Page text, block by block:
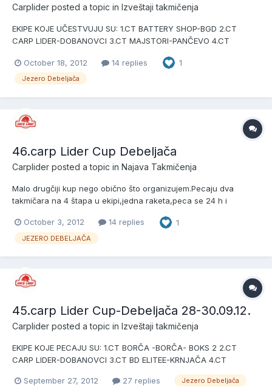
Carplider posted a topic in Izveštaji takmičenja
EKIPE KOJE UČESTVUJU SU: 1.CT BATTERY SHOP-BGD 2.CT
CARP LIDER-DOBANOVCI 3.CT MAJSTORI-PANČEVO 4.CT
OBRENOVAC 7.CT MLADOST-PAZOVA 8.CT F D S-JAKOVO 9.CT
NEMANJA I DARKO-PAZOVA 10.CT CARP BUSTER-BGD
October 18, 2012 14 replies 1
Jezero Debeljača
46.carp Lider Cup Debeljača
Carplider posted a topic in Najava Takmičenja
Malo drugčiji kup nego obično što organizujem.Pecaju dva
takmičara na 4 štapa u ekipi,jedna raketa,peca se 24 h i
h i peca se do 20.10. do 16 h peca svih 10 mesta PRIJAVLJENE
EKIPE SU: 1.CT BATTERY SHOP SALE-NBGD 2.CT CARP LIDER-
October 3, 2012 14 replies 1
JEZERO DEBELJAČA
45.carp Lider Cup-Debeljača 28-30.09.12.
Carplider posted a topic in Izveštaji takmičenja
EKIPE KOJE PECAJU SU: 1.CT BORČA -BORČA- BOKS 2 2.CT
CARP LIDER-DOBANOVCI 3.CT BD ELITEE-KRNJAČA 4.CT
JAKOVO 7.CT BARABE SA SELA-V.GREDA 8.CT RUŠKE-RUŠANJ
September 27, 2012 27 replies Jezero Debeljača